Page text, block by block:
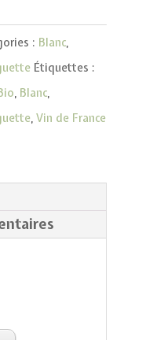
: Blanc,
Étiquettes :
, Blanc,
,Vin de France